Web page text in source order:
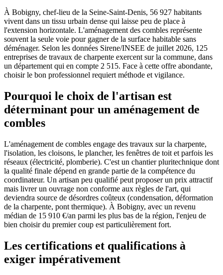
À Bobigny, chef-lieu de la Seine-Saint-Denis, 56 927 habitants
vivent dans un tissu urbain dense qui laisse peu de place à
l'extension horizontale. L'aménagement des combles représente
souvent la seule voie pour gagner de la surface habitable sans
déménager. Selon les données Sirene/INSEE de juillet 2026, 125
entreprises de travaux de charpente exercent sur la commune, dans
un département qui en compte 2 515. Face à cette offre abondante,
choisir le bon professionnel requiert méthode et vigilance.
Pourquoi le choix de l'artisan est
déterminant pour un aménagement de
combles
L'aménagement de combles engage des travaux sur la charpente,
l'isolation, les cloisons, le plancher, les fenêtres de toit et parfois les
réseaux (électricité, plomberie). C'est un chantier pluritechnique dont
la qualité finale dépend en grande partie de la compétence du
coordinateur. Un artisan peu qualifié peut proposer un prix attractif
mais livrer un ouvrage non conforme aux règles de l'art, qui
deviendra source de désordres coûteux (condensation, déformation
de la charpente, pont thermique). À Bobigny, avec un revenu
médian de 15 910 €/an parmi les plus bas de la région, l'enjeu de
bien choisir du premier coup est particulièrement fort.
Les certifications et qualifications à
exiger impérativement